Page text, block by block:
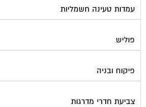
עמדות טעינה חשמליות
פוליש
פיקוח ובניה
צביעת חדרי מדרגות